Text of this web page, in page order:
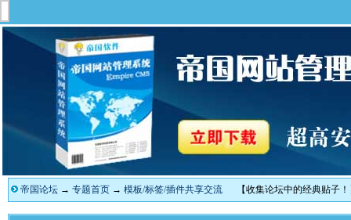
帝国论坛 → 专题首页 → 模板/标签/插件共享交流 【收集论坛中的经典贴子！